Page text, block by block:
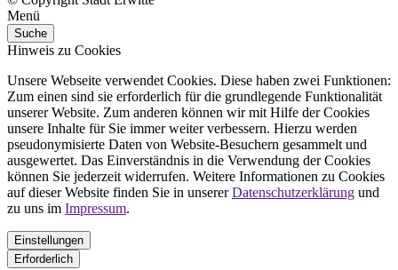
Menü
Suche
Hinweis zu Cookies
Unsere Webseite verwendet Cookies. Diese haben zwei Funktionen:
Zum einen sind sie erforderlich für die grundlegende Funktionalität
unserer Website. Zum anderen können wir mit Hilfe der Cookies
unsere Inhalte für Sie immer weiter verbessern. Hierzu werden
pseudonymisierte Daten von Website-Besuchern gesammelt und
ausgewertet. Das Einverständnis in die Verwendung der Cookies
können Sie jederzeit widerrufen. Weitere Informationen zu Cookies
auf dieser Website finden Sie in unsererDatenschutzerklärung und
zu uns im Impressum.
Einstellungen
Erforderlich